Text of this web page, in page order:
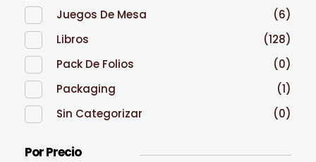
Juegos De Mesa
(6)
Libros
(128)
Pack De Folios
(0)
Packaging
(1)
Sin Categorizar
(0)
Por Precio